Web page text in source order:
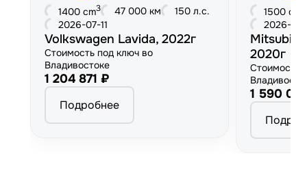
1400 cm3 47 000 км
150 л.с.
2026-07-11
Volkswagen Lavida, 2022г
Стоимость под ключ во
Владивостоке
1 204 871 ₽
Подробнее
1500 cm
2026-
2020г
Стоимость
1 590